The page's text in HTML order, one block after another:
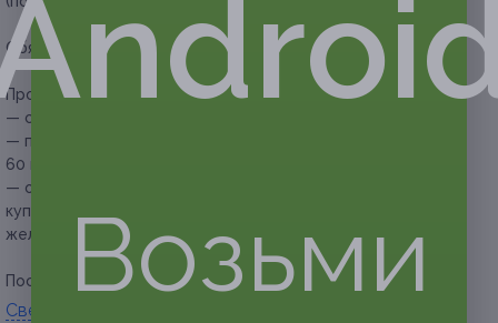
Обязательных доплат по купону не требуется.
Прочие условия:
— согласовывать участие актера нужно заблаговременно;
— продолжительность реалити-квеста составляет
60 минут;
— обязательна предварительная запись (перед покупкой
купона) по телефону +7 (3852) 60-39-00 (для бронирования
желаемого времени).
Посмотреть группу «ВКонтакте ».
СвернутьВозьми